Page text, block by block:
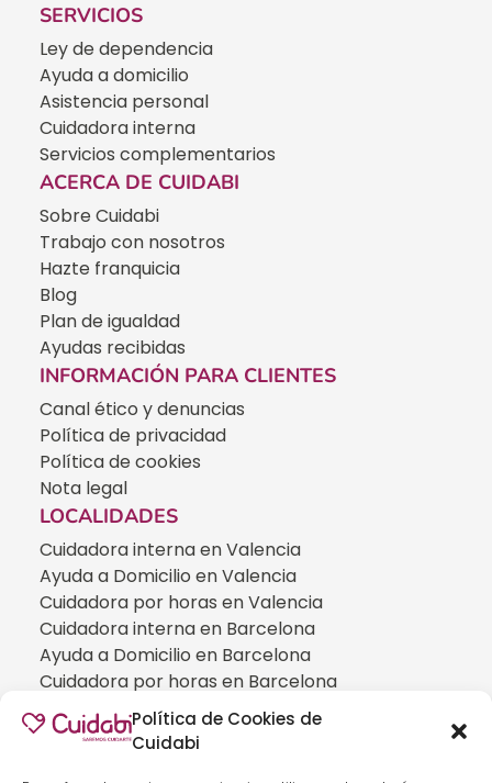
Política de Cookies de
Cuidabi
SERVICIOS
Ley de dependencia
Ayuda a domicilio
Asistencia personal
Cuidadora interna
Servicios complementarios
ACERCA DE CUIDABI
Sobre Cuidabi
Trabajo con nosotros
Hazte franquicia
Blog
Plan de igualdad
Ayudas recibidas
INFORMACIÓN PARA CLIENTES
Canal ético y denuncias
Política de privacidad
Política de cookies
Nota legal
LOCALIDADES
Cuidadora interna en Valencia
Ayuda a Domicilio en Valencia
Cuidadora por horas en Valencia
Cuidadora interna en Barcelona
Ayuda a Domicilio en Barcelona
Cuidadora por horas en Barcelona
Cuidadora interna en Madrid
Ayuda a Domicilio en Madrid